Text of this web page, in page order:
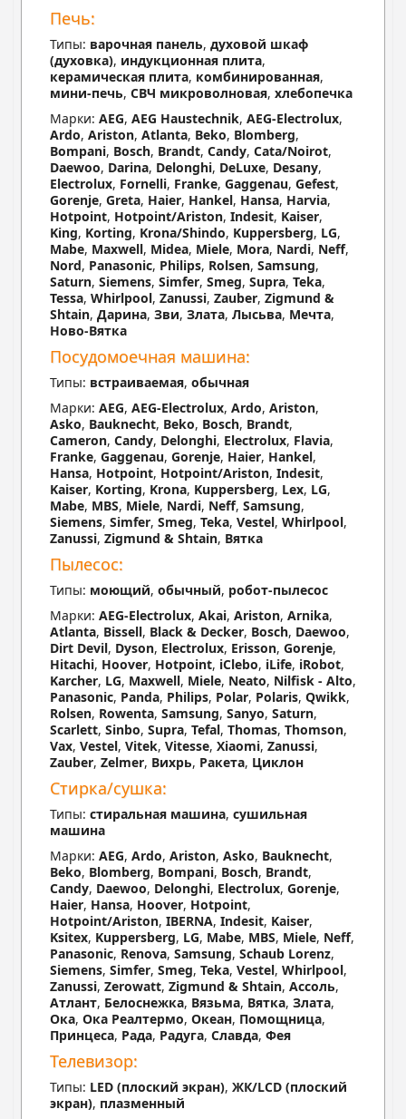
Печь:
Типы: варочная панель, духовой шкаф
(духовка), индукционная плита,
керамическая плита, комбинированная,
мини-печь, СВЧ микроволновая, хлебопечка
Марки: AEG, AEG Haustechnik, AEG-Electrolux,
Ardo, Ariston, Atlanta, Beko, Blomberg,
Bompani, Bosch, Brandt, Candy, Cata/Noirot,
Daewoo, Darina, Delonghi, DeLuxe, Desany,
Electrolux, Fornelli, Franke, Gaggenau, Gefest,
Gorenje, Greta, Haier, Hankel, Hansa, Harvia,
Hotpoint, Hotpoint/Ariston, Indesit, Kaiser,
King, Korting, Krona/Shindo, Kuppersberg, LG,
Mabe, Maxwell, Midea, Miele, Mora, Nardi, Neff,
Nord, Panasonic, Philips, Rolsen, Samsung,
Saturn, Siemens, Simfer, Smeg, Supra, Teka,
Tessa, Whirlpool, Zanussi, Zauber, Zigmund &
Shtain, Дарина, Зви, Злата, Лысьва, Мечта,
Ново-Вятка
Посудомоечная машина:
Типы: встраиваемая, обычная
Марки: AEG, AEG-Electrolux, Ardo, Ariston,
Asko, Bauknecht, Beko, Bosch, Brandt,
Cameron, Candy, Delonghi, Electrolux, Flavia,
Franke, Gaggenau, Gorenje, Haier, Hankel,
Hansa, Hotpoint, Hotpoint/Ariston, Indesit,
Kaiser, Korting, Krona, Kuppersberg, Lex, LG,
Mabe, MBS, Miele, Nardi, Neff, Samsung,
Siemens, Simfer, Smeg, Teka, Vestel, Whirlpool,
Zanussi, Zigmund & Shtain, Вятка
Пылесос:
Типы: моющий, обычный, робот-пылесос
Марки: AEG-Electrolux, Akai, Ariston, Arnika,
Atlanta, Bissell, Black & Decker, Bosch, Daewoo,
Dirt Devil, Dyson, Electrolux, Erisson, Gorenje,
Hitachi, Hoover, Hotpoint, iClebo, iLife, iRobot,
Karcher, LG, Maxwell, Miele, Neato, Nilfisk - Alto,
Panasonic, Panda, Philips, Polar, Polaris, Qwikk,
Rolsen, Rowenta, Samsung, Sanyo, Saturn,
Scarlett, Sinbo, Supra, Tefal, Thomas, Thomson,
Vax, Vestel, Vitek, Vitesse, Xiaomi, Zanussi,
Zauber, Zelmer, Вихрь, Ракета, Циклон
Стирка/сушка:
Типы: стиральная машина, сушильная
машина
Марки: AEG, Ardo, Ariston, Asko, Bauknecht,
Beko, Blomberg, Bompani, Bosch, Brandt,
Candy, Daewoo, Delonghi, Electrolux, Gorenje,
Haier, Hansa, Hoover, Hotpoint,
Hotpoint/Ariston, IBERNA, Indesit, Kaiser,
Ksitex, Kuppersberg, LG, Mabe, MBS, Miele, Neff,
Panasonic, Renova, Samsung, Schaub Lorenz,
Siemens, Simfer, Smeg, Teka, Vestel, Whirlpool,
Zanussi, Zerowatt, Zigmund & Shtain, Ассоль,
Атлант, Белоснежка, Вязьма, Вятка, Злата,
Ока, Ока Реалтермо, Океан, Помощница,
Принцеса, Рада, Радуга, Славда, Фея
Телевизор:
Типы: LED (плоский экран), ЖК/LCD (плоский
экран), плазменный